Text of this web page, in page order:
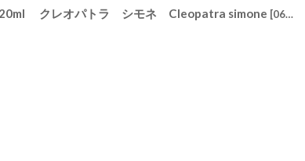
クレオパトラ シモネ Cleopatra simone [063-47